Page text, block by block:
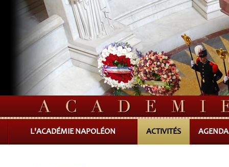
L'ACADÉMIE NAPOLÉON ACTIVITÉS AGENDA